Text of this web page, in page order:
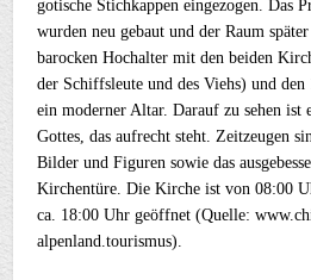
gotische Stichkappen eingezogen. Das
wurden neu gebaut und der Raum
barocken Hochalter mit den beiden
der Schiffsleute und des Viehs) und
ein moderner Altar. Darauf zu sehen ist
Gottes, das aufrecht steht. Zeitzeugen
Bilder und Figuren sowie das
Kirchentüre. Die Kirche ist von 08:00
ca. 18:00 Uhr geöffnet (Quelle:
alpenland.tourismus).